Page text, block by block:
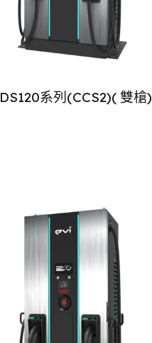
DS120系列(CCS2)( 雙槍)